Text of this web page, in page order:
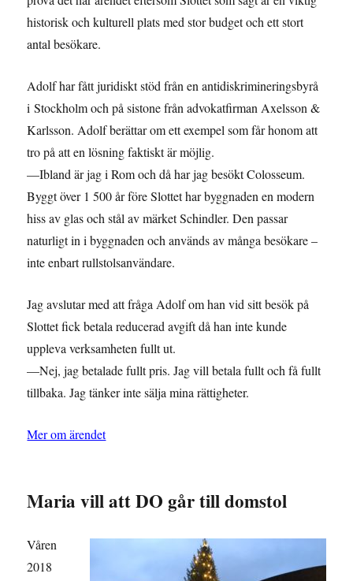
historisk och kulturell plats med stor budget och ett stort
antal besökare.
Adolf har fått juridiskt stöd från en antidiskrimineringsbyrå
i Stockholm och på sistone från advokatfirman Axelsson &
Karlsson. Adolf berättar om ett exempel som får honom att
tro på att en lösning faktiskt är möjlig.
—Ibland är jag i Rom och då har jag besökt Colosseum.
Byggt över 1 500 år före Slottet har byggnaden en modern
hiss av glas och stål av märket Schindler. Den passar
naturligt in i byggnaden och används av många besökare –
inte enbart rullstolsanvändare.
Jag avslutar med att fråga Adolf om han vid sitt besök på
Slottet fick betala reducerad avgift då han inte kunde
uppleva verksamheten fullt ut.
—Nej, jag betalade fullt pris. Jag vill betala fullt och få fullt
tillbaka. Jag tänker inte sälja mina rättigheter.
Mer om ärendet
Maria vill att DO går till domstol
Våren
2018